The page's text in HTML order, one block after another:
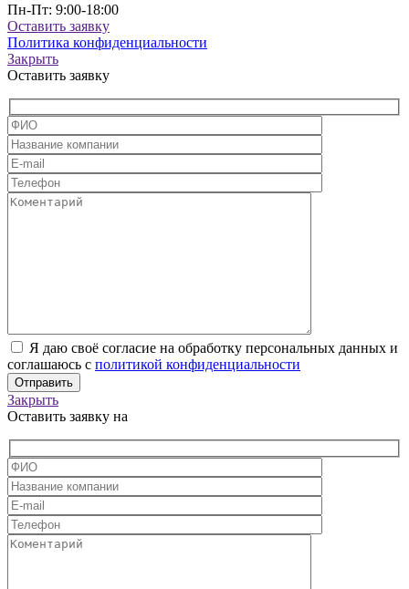
Пн-Пт: 9:00-18:00
Оставить заявку
Политика конфиденциальности
Закрыть
Оставить заявку
Я даю своё согласие на обработку персональных данных и
соглашаюсь с политикой конфиденциальности
Закрыть
Оставить заявку на